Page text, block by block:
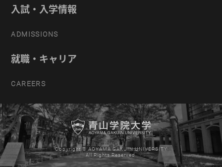
入試・入学情報
ADMISSIONS
就職・キャリア
CAREERS
Copyright © AOYAMA GAKUIN UNIVERSITY
All Rights Reserved.